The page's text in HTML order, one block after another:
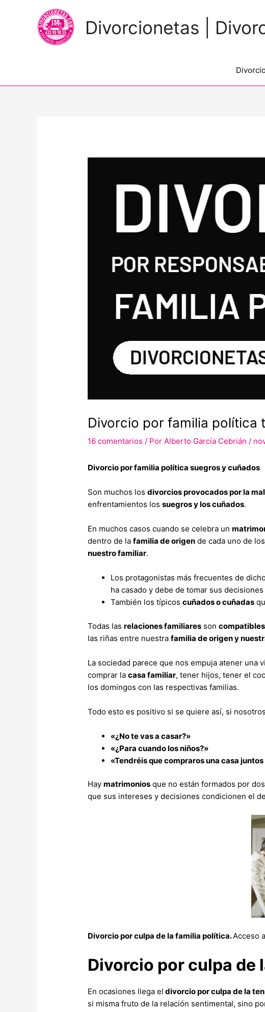
Divorcionetas |
Divorcio por familia política
16 comentarios / PorAlberto García Cebrián/
Divorcio por familia política suegros y cuñados
Son muchos losdivorcios provocados por la
enfrentamientos lossuegros y los cuñados.
En muchos casos cuando se celebra un
dentro de lafamilia de origen de cada uno de
nuestro familiar.
Los protagonistas más frecuentes de
ha casado y debe de tomar sus
También los típicoscuñados o cuñadas
Todas lasrelaciones familiares son
las riñas entre nuestrafamilia de origen y
La sociedad parece que nos empuja atener
comprar lacasa familiar, tener hijos, tener el
los domingos con las respectivas familias.
Todo esto es positivo si se quiere así, si
«¿No te vas a casar?»
«¿Para cuando los niños?»
«Tendréis que compraros una casa juntos
Haymatrimonios que no están formados por
que sus intereses y decisiones condicionen el
Divorcio por culpa de la familia política.Acceso a
Divorcio por culpa de
En ocasiones llega el divorcio por culpa de la
si misma fruto de la relación sentimental, sino